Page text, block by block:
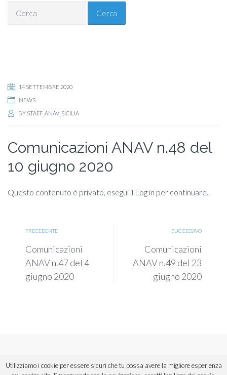
Cerca
14 SETTEMBRE 2020
NEWS
BY STAFF_ANAV_SICILIA
Comunicazioni ANAV n.48 del
10 giugno 2020
Questo contenuto è privato, esegui il Log in per continuare.
PRECEDENTE
Comunicazioni
ANAV n.47 del 4
giugno 2020
SUCCESSIVO
Comunicazioni
ANAV n.49 del 23
giugno 2020
Powered byUrios,divisione di Informatica Commerciale Spa.
Utilizziamo i cookie per essere sicuri che tu possa avere la migliore esperienza